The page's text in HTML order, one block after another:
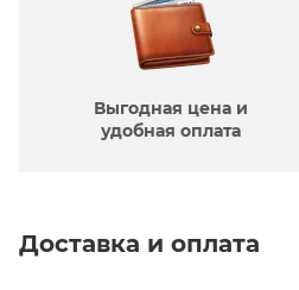
Выгодная цена и
удобная оплата
Доставка и оплата